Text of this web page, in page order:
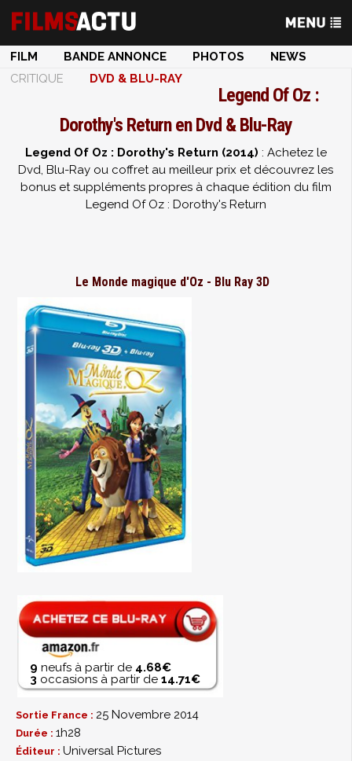
FILM BANDE ANNONCE PHOTOS
NEWS
CRITIQUE
DVD & BLU-RAY
Legend Of Oz :
Dorothy's Return en Dvd & Blu-Ray
Legend Of Oz : Dorothy's Return (2014) : Achetez le
Dvd, Blu-Ray ou coffret au meilleur prix et découvrez les
bonus et suppléments propres à chaque édition du film
Legend Of Oz : Dorothy's Return
Le Monde magique d'Oz - Blu Ray 3D
9 neufs à partir de 4.68€
3 occasions à partir de 14.71€
Sortie France : 25 Novembre 2014
Durée : 1h28
Éditeur : Universal Pictures